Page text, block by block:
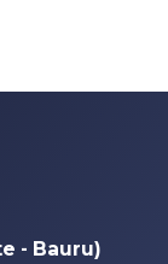
- Bauru)